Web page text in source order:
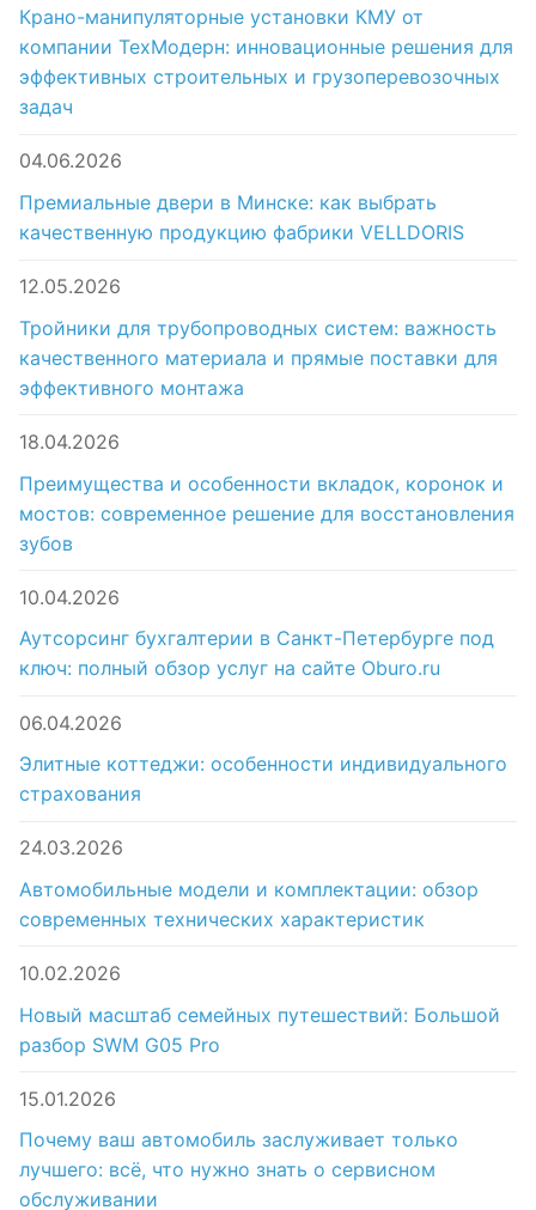
Крано-манипуляторные установки КМУ от
компании ТехМодерн: инновационные решения для
эффективных строительных и грузоперевозочных
задач
04.06.2026
Премиальные двери в Минске: как выбрать
качественную продукцию фабрики VELLDORIS
12.05.2026
Тройники для трубопроводных систем: важность
качественного материала и прямые поставки для
эффективного монтажа
18.04.2026
Преимущества и особенности вкладок, коронок и
мостов: современное решение для восстановления
зубов
10.04.2026
Аутсорсинг бухгалтерии в Санкт-Петербурге под
ключ: полный обзор услуг на сайте Oburo.ru
06.04.2026
Элитные коттеджи: особенности индивидуального
страхования
24.03.2026
Автомобильные модели и комплектации: обзор
современных технических характеристик
10.02.2026
Новый масштаб семейных путешествий: Большой
разбор SWM G05 Pro
15.01.2026
Почему ваш автомобиль заслуживает только
лучшего: всё, что нужно знать о сервисном
обслуживании